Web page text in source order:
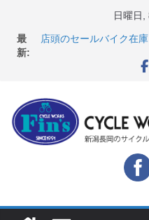
日曜日,
最
新:
【 重要 】お支払いに
店頭のセールバイク在
バイクなど（２０２６
トス カスタム！と、２
8月1・2日 YOELEO試
LAZER 最高峰ヘルメッ
店頭のセールバイク在
バイクなど（２０２６